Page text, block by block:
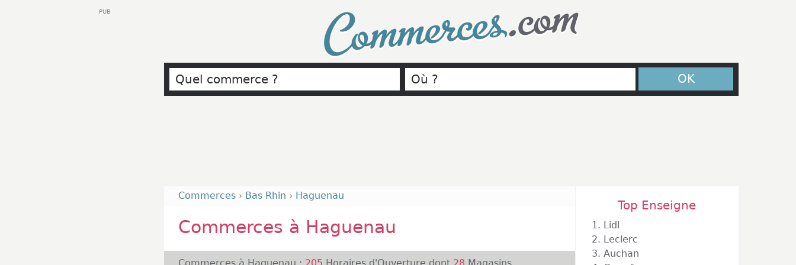
Commerces.com
OK
Commerces › Bas Rhin › Haguenau
Commerces à Haguenau
Top Enseigne
1. Lidl
2. Leclerc
3. Auchan
PUB